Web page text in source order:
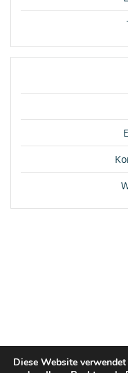
Diese Website